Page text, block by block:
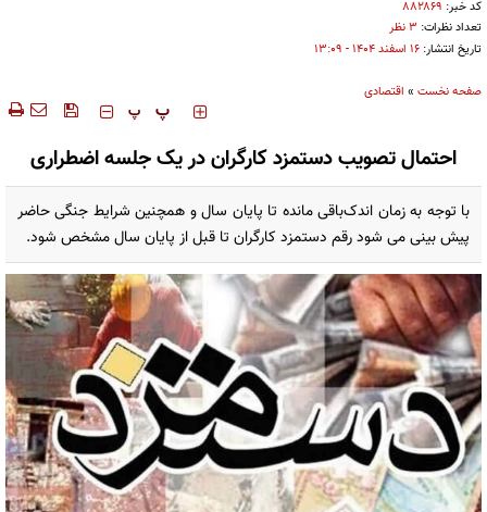
کد خبر: ۸۸۲۸۶۹
تعداد نظرات: ۳ نظر
تاریخ انتشار: ۱۶ اسفند ۱۴۰۴ - ۱۳:۰۹
صفحه نخست » اقتصادی
‍‍‍ پ پ
احتمال تصویب دستمزد کارگران در یک جلسه اضطراری
با توجه به زمان اندک‌باقی مانده تا پایان سال و همچنین شرایط جنگی حاضر
پیش بینی می شود رقم دستمزد کارگران تا قبل از پایان سال مشخص شود.